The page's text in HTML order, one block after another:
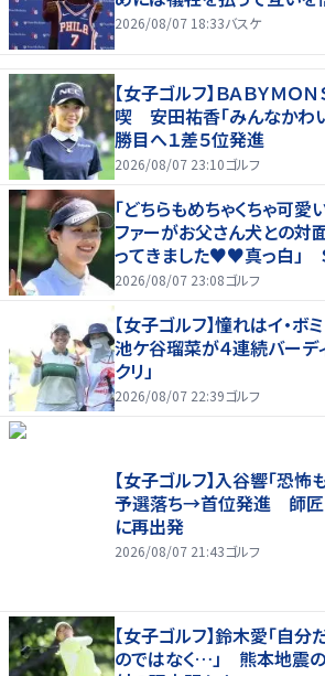
2026/08/07 18:33バスケ
【女子ゴルフ】ＢＡＢＹＭＯ
喫 安田祐香「みんなかわ
勝目へ１差５位発進
2026/08/07 23:10ゴルフ
「どちらもめちゃくちゃ可
ファーがお父さん犬との対
ってきました♥♥真っ白」
父さん」「白戸家入りするんで
2026/08/07 23:08ゴルフ
【女子ゴルフ】憧れはイ・
池ケ谷瑠菜が４連続バーデ
クリ」
2026/08/07 22:39ゴルフ
【女子ゴルフ】入谷響「恐
予選落ち→首位発進 師匠
に再出発
2026/08/07 21:43ゴルフ
【女子ゴルフ】鈴木愛「自
のではなく…」 熊本地震の